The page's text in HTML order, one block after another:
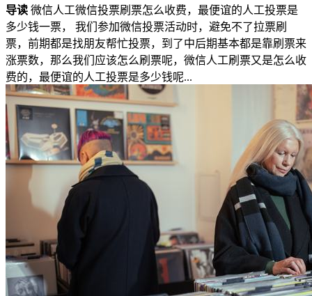
导读 微信人工微信投票刷票怎么收费，最便谊的人工投票是
多少钱一票， 我们参加微信投票活动时，避免不了拉票刷
票，前期都是找朋友帮忙投票，到了中后期基本都是靠刷票来
涨票数，那么我们应该怎么刷票呢，微信人工刷票又是怎么收
费的，最便谊的人工投票是多少钱呢...